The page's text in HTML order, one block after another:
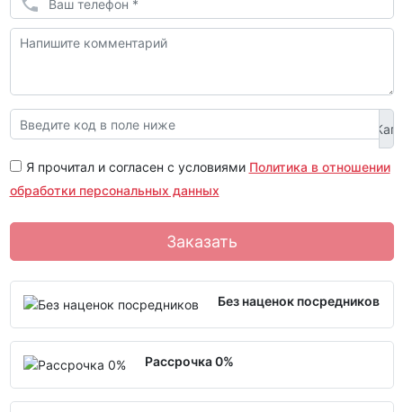
Я прочитал и согласен с условиями Политика в отношении
обработки персональных данных
Заказать
Без наценок посредников
Рассрочка 0%